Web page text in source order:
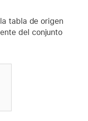
tabla de origen
del conjunto